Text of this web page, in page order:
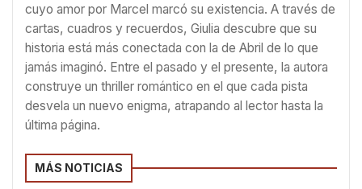
cuyo amor por Marcel marcó su existencia. A través de
cartas, cuadros y recuerdos, Giulia descubre que su
historia está más conectada con la de Abril de lo que
jamás imaginó. Entre el pasado y el presente, la autora
construye un thriller romántico en el que cada pista
desvela un nuevo enigma, atrapando al lector hasta la
última página.
MÁS NOTICIAS